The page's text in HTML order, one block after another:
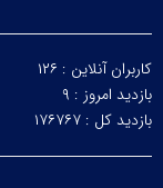
کاربران آنلاین : ۱۲۶
بازدید امروز : ۹
بازدید کل : ۱۷۶۷۶۷